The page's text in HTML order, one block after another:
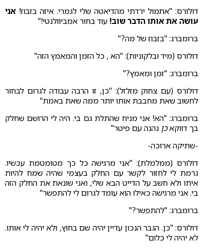
דולורס: "אתמול ירדתי מהדיאטה שלי לגמרי. איזה בזבוז! אני
עושה את אותו הדבר שוב! עוד בחור אמביוולנטי!"
ברומברג: "בזבוז של מה?"
דולורס (מיד ובלקוניות): "הא , כל הזמן והמאמץ הזה"
ברומברג: "זמן ומאמץ?"
דולורס (עם צחוק מזלזל): "כן, זו הרבה עבודה לגרום לבחור
לחשוב שאת מחבבת אותו יותר ממה שאת באמת"
ברומברג: "הא! אני מניח שהתלת גם בי. היה לי הרושם שחלק
בך דווקאכן נהנה עם פיטר"
-שתיקה ארוכה-
דולורס (ממלמלת): "אני מרגישה כל כך מטומטמת עכשיו.
גרמת לי לחזור לקשר עם החלק בעצמי שהיה שמח להיות
איתו ולא חשב על הדייט הבא שלי, ואני שונאת את החלק הזה
בי. אני מרגישה כאילו הוא עומד לגרום לי להתפשר"
ברומברג: "להתפשר?"
דולורס: "כן. הגבר הנכון עדיין יהיה שם בחוץ, ולא יהיה לי אותו.
לא יהיה לי כלום"